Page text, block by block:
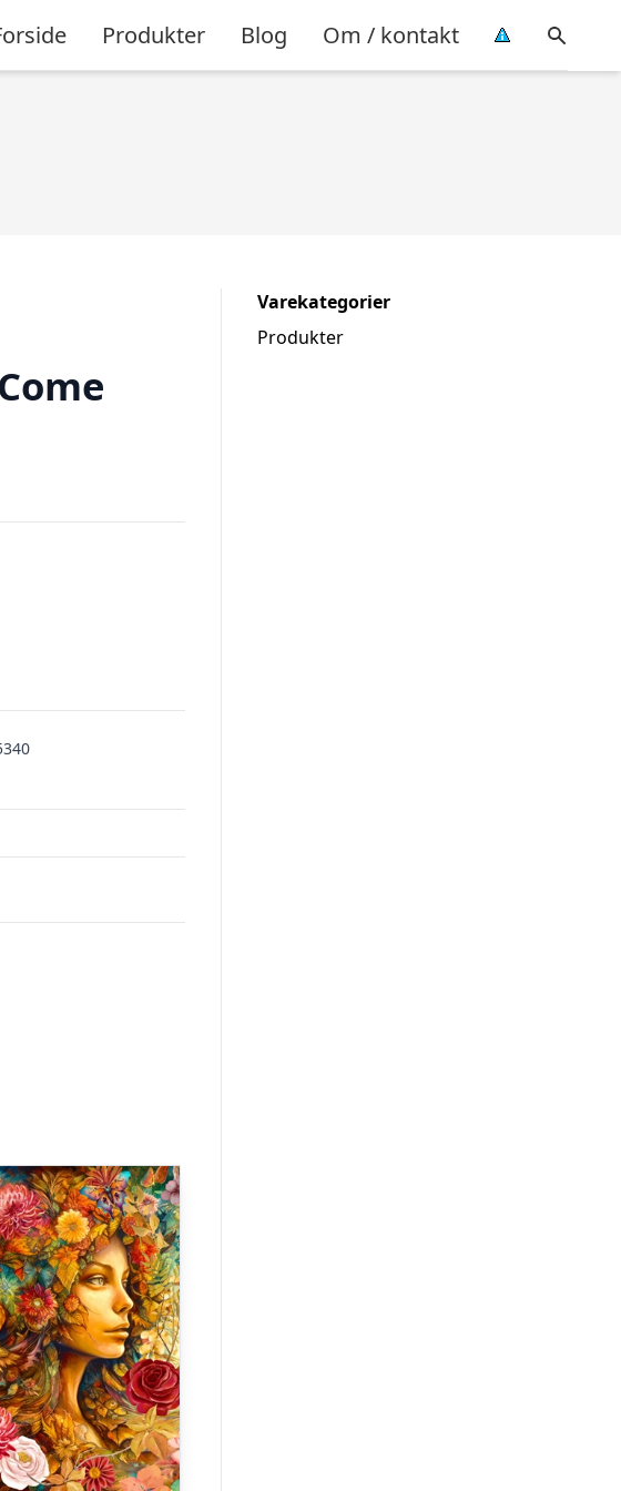
Produkter Blog Om / kontakt
Varekategorier
Produkter